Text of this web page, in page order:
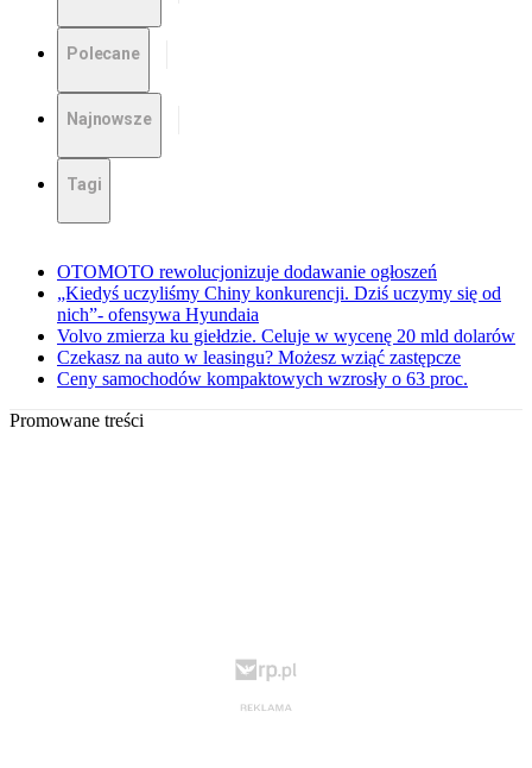
Polecane
Najnowsze
Tagi
OTOMOTO rewolucjonizuje dodawanie ogłoszeń
„Kiedyś uczyliśmy Chiny konkurencji. Dziś uczymy się od
nich”- ofensywa Hyundaia
Volvo zmierza ku giełdzie. Celuje w wycenę 20 mld dolarów
Czekasz na auto w leasingu? Możesz wziąć zastępcze
Ceny samochodów kompaktowych wzrosły o 63 proc.
Promowane treści